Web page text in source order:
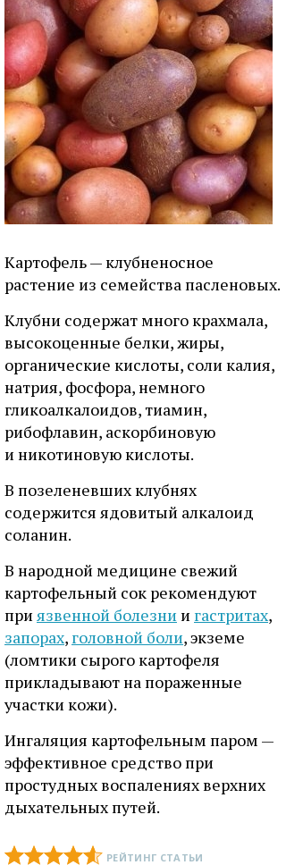
Картофель — клубненосное
растение из семейства пасленовых.
Клубни содержат много крахмала,
высокоценные белки, жиры,
органические кислоты, соли калия,
натрия, фосфора, немного
гликоалкалоидов, тиамин,
рибофлавин, аскорбиновую
и никотиновую кислоты.
В позеленевших клубнях
содержится ядовитый алкалоид
соланин.
В народной медицине свежий
картофельный сок рекомендуют
приязвенной болезни и гастритах,
запорах, головной боли, экземе
(ломтики сырого картофеля
прикладывают на пораженные
участки кожи).
Ингаляция картофельным паром —
эффективное средство при
простудных воспалениях верхних
дыхательных путей.
РЕЙТИНГ СТАТЬИ